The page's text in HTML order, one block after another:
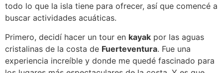
todo lo que la isla tiene para ofrecer, así que comencé a
buscar actividades acuáticas.
Primero, decidí hacer un tour en kayak por las aguas
cristalinas de la costa de Fuerteventura. Fue una
experiencia increíble y donde me quedé fascinado para